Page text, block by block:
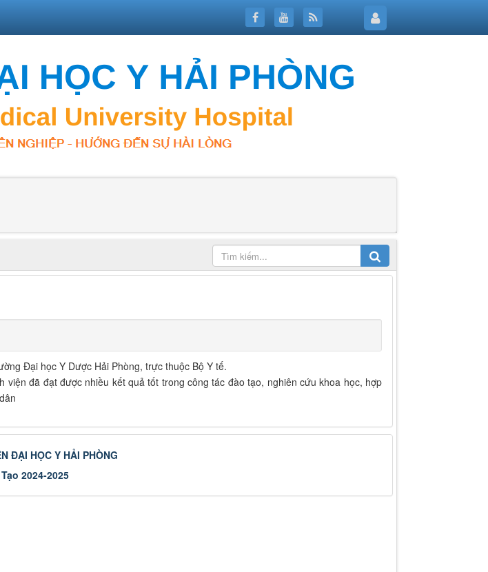
Đại học Y Dược Hải Phòng, trực thuộc Bộ Y tế.
viện đã đạt được nhiều kết quả tốt trong công tác đào tạo, nghiên cứu khoa học, hợp
ĐẠI HỌC Y HẢI PHÒNG
2024-2025